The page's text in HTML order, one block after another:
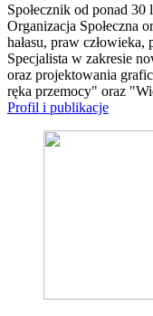
Społecznik od ponad
Organizacja Społeczna
hałasu, praw
Specjalista w zakresie
oraz projektowania
ręka przemocy" oraz
Profil i publikacje